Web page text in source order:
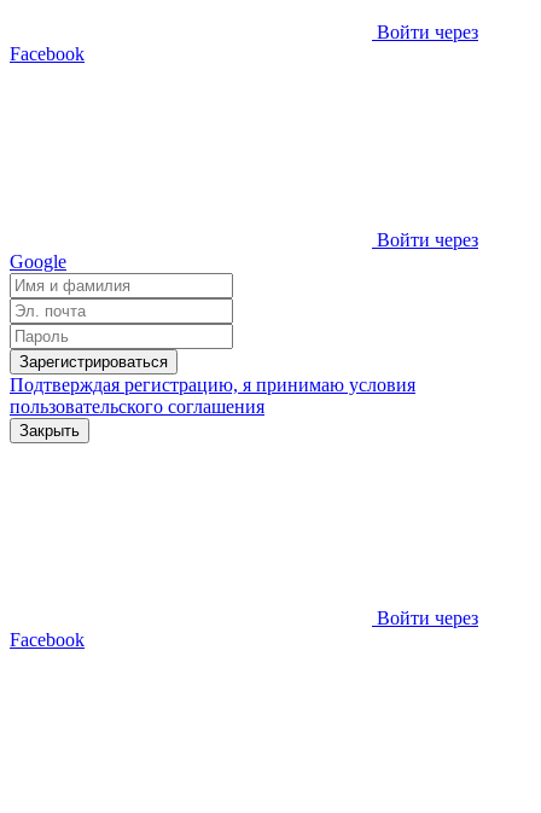
Войти через
Facebook
Войти через
Google
Зарегистрироваться
Подтверждая регистрацию, я принимаю условия
пользовательского соглашения
Закрыть
Войти через
Facebook